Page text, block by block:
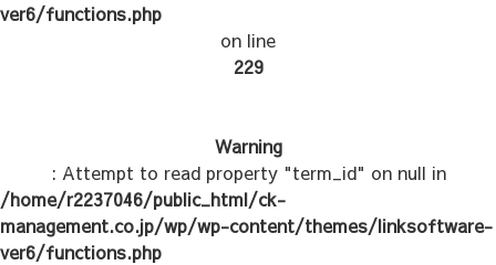
ver6/functions.php
on line
229
Warning
: Attempt to read property "term_id" on null in
/home/r2237046/public_html/ck-
management.co.jp/wp/wp-content/themes/linksoftware-
ver6/functions.php